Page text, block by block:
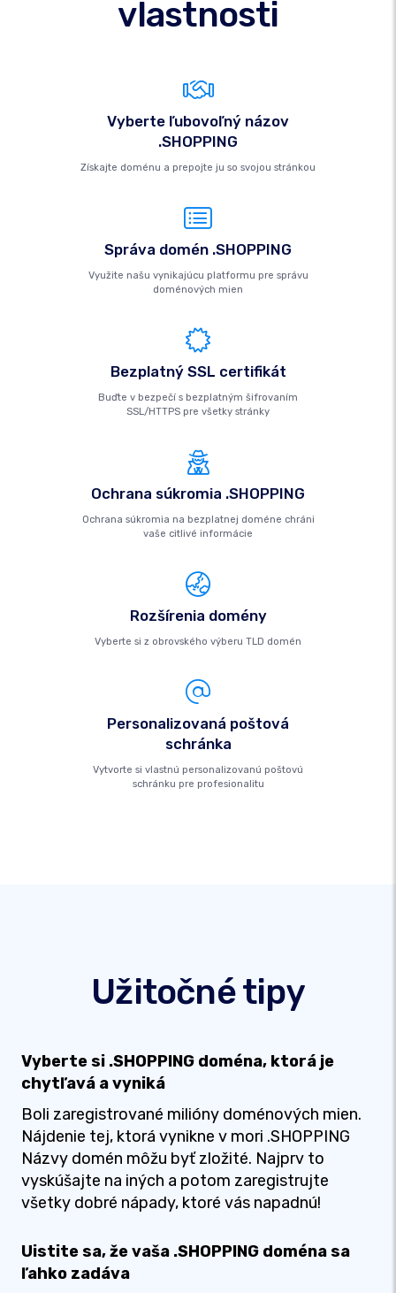
vlastnosti
Vyberte ľubovoľný názov
.SHOPPING
Získajte doménu a prepojte ju so svojou stránkou
Správa domén .SHOPPING
Využite našu vynikajúcu platformu pre správu
doménových mien
Bezplatný SSL certifikát
Buďte v bezpečí s bezplatným šifrovaním
SSL/HTTPS pre všetky stránky
Ochrana súkromia .SHOPPING
Ochrana súkromia na bezplatnej doméne chráni
vaše citlivé informácie
Rozšírenia domény
Vyberte si z obrovského výberu TLD domén
Personalizovaná poštová
schránka
Vytvorte si vlastnú personalizovanú poštovú
schránku pre profesionalitu
Užitočné tipy
Vyberte si .SHOPPING doména, ktorá je
chytľavá a vyniká
Boli zaregistrované milióny doménových mien.
Nájdenie tej, ktorá vynikne v mori .SHOPPING
Názvy domén môžu byť zložité. Najprv to
vyskúšajte na iných a potom zaregistrujte
všetky dobré nápady, ktoré vás napadnú!
Uistite sa, že vaša .SHOPPING doména sa
ľahko zadáva